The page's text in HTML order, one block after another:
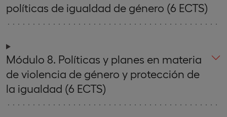
políticas de igualdad de género (6 ECTS)
Módulo 8. Políticas y planes en materia
de violencia de género y protección de
la igualdad (6 ECTS)